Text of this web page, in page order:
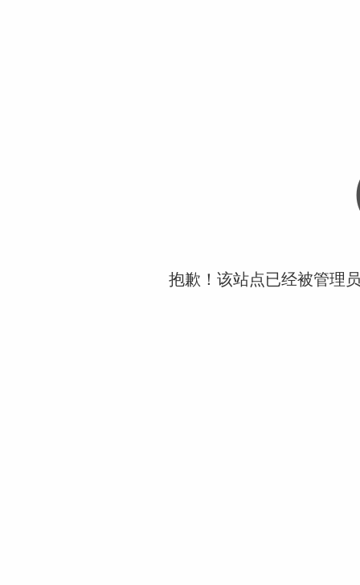
抱歉！该站点已经被管理